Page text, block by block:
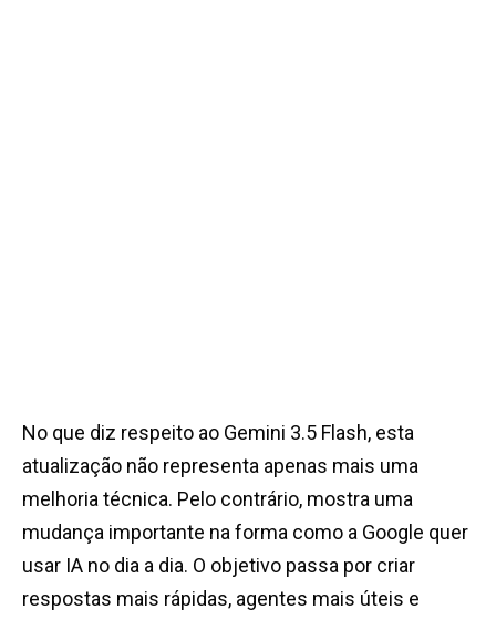
No que diz respeito ao Gemini 3.5 Flash, esta
atualização não representa apenas mais uma
melhoria técnica. Pelo contrário, mostra uma
mudança importante na forma como a Google quer
usar IA no dia a dia. O objetivo passa por criar
respostas mais rápidas, agentes mais úteis e